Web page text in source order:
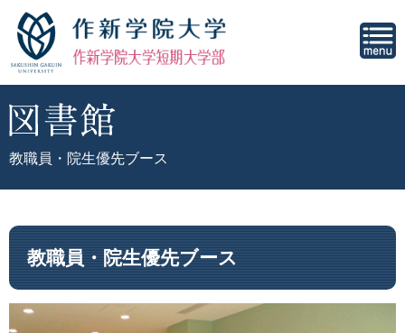
教職員・院生優先ブース
教職員・院生優先ブース